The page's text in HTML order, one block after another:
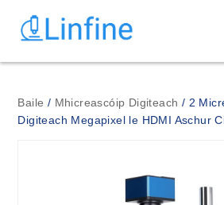
Baile / Mhicreascóip Digiteach / 2
Digiteach Megapixel le HDMI Aschur